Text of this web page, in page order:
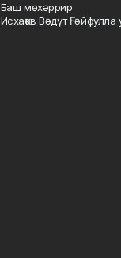
Баш мөхәррир
Исхаҡов Вәдүт Ғәйфулла